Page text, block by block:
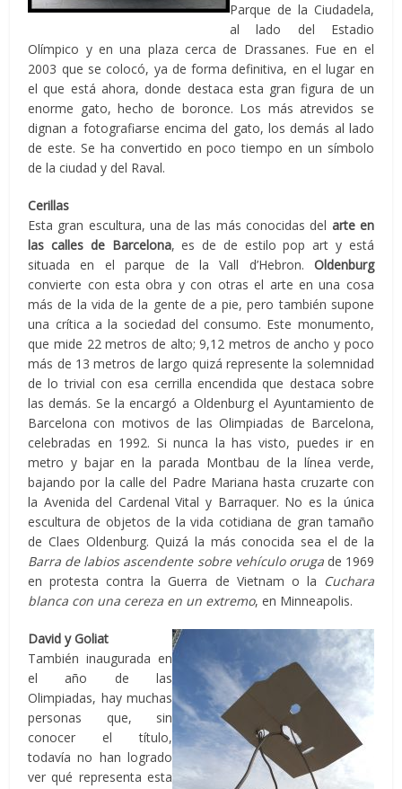
Parque de la Ciudadela,
al lado del Estadio
Olímpico y en una plaza cerca de Drassanes. Fue en el
2003 que se colocó, ya de forma definitiva, en el lugar en
el que está ahora, donde destaca esta gran figura de un
enorme gato, hecho de boronce. Los más atrevidos se
dignan a fotografiarse encima del gato, los demás al lado
de este. Se ha convertido en poco tiempo en un símbolo
de la ciudad y del Raval.
Cerillas
Esta gran escultura, una de las más conocidas del arte en
las calles de Barcelona, es de de estilo pop art y está
situada en el parque de la Vall d’Hebron. Oldenburg
convierte con esta obra y con otras el arte en una cosa
más de la vida de la gente de a pie, pero también supone
una crítica a la sociedad del consumo. Este monumento,
que mide 22 metros de alto; 9,12 metros de ancho y poco
más de 13 metros de largo quizá represente la solemnidad
de lo trivial con esa cerrilla encendida que destaca sobre
las demás. Se la encargó a Oldenburg el Ayuntamiento de
Barcelona con motivos de las Olimpiadas de Barcelona,
celebradas en 1992. Si nunca la has visto, puedes ir en
metro y bajar en la parada Montbau de la línea verde,
bajando por la calle del Padre Mariana hasta cruzarte con
la Avenida del Cardenal Vital y Barraquer. No es la única
escultura de objetos de la vida cotidiana de gran tamaño
de Claes Oldenburg. Quizá la más conocida sea el de la
Barra de labios ascendente sobre vehículo orugade 1969
en protesta contra la Guerra de Vietnam o la Cuchara
blanca con una cereza en un extremo, en Minneapolis.
David y Goliat
También inaugurada en
el año de las
Olimpiadas, hay muchas
personas que, sin
conocer el título,
todavía no han logrado
ver qué representa esta